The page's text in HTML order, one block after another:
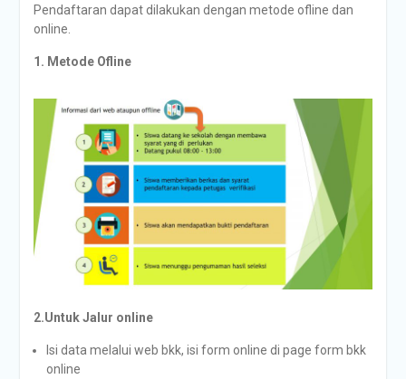
Pendaftaran dapat dilakukan dengan metode ofline dan
online.
1. Metode Ofline
2.Untuk Jalur online
Isi data melalui web bkk, isi form online di page form bkk
online